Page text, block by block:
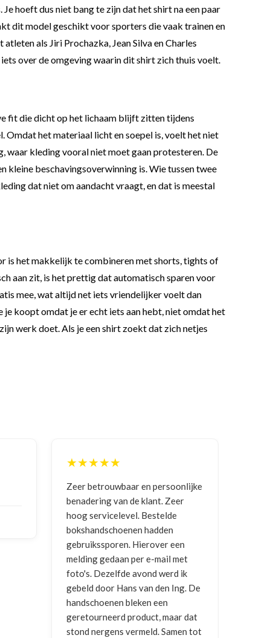
hoeft dus niet bang te zijn dat het shirt na een paar
dit model geschikt voor sporters die vaak trainen en
als Jiri Prochazka, Jean Silva en Charles
over de omgeving waarin dit shirt zich thuis voelt.
fit die dicht op het lichaam blijft zitten tijdens
Omdat het materiaal licht en soepel is, voelt het niet
kleding vooral niet moet gaan protesteren. De
kleine beschavingsoverwinning is. Wie tussen twee
dat niet om aandacht vraagt, en dat is meestal
is het makkelijk te combineren met shorts, tights of
aan zit, is het prettig dat automatisch sparen voor
mee, wat altijd net iets vriendelijker voelt dan
koopt omdat je er echt iets aan hebt, niet omdat het
werk doet. Als je een shirt zoekt dat zich netjes
★★★★★
Zeer betrouwbaar en persoonlijke
benadering van de klant. Zeer
hoog servicelevel. Bestelde
bokshandschoenen hadden
gebruikssporen. Hierover een
melding gedaan per e-mail met
foto's. Dezelfde avond werd ik
gebeld door Hans van den Ing. De
handschoenen bleken een
geretourneerd product, maar dat
stond nergens vermeld. Samen tot